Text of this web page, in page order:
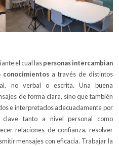
el cual laspersonas intercambian
conocimientos a través de distintos
no verbal o escrita. Una buena
de forma clara, sino que también
e interpretados adecuadamente por
tanto a nivel personal como
relaciones de confianza, resolver
mensajes con eficacia. Trabajar la